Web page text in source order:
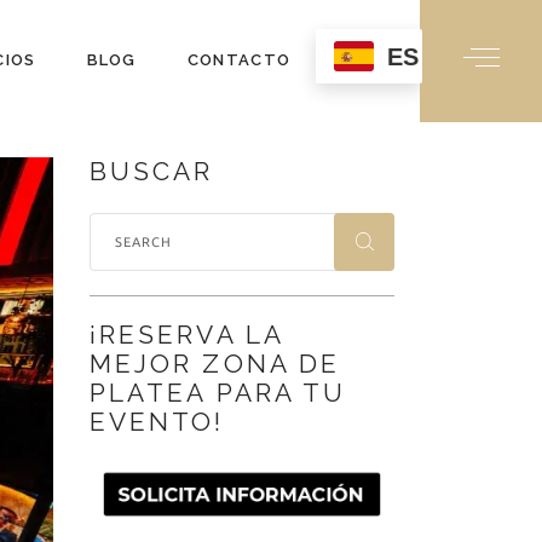
BAJA
I
II
BLOG CONTACTO ES
BUSCAR
¡RESERVA LA
MEJOR ZONA DE
PLATEA PARA TU
EVENTO!